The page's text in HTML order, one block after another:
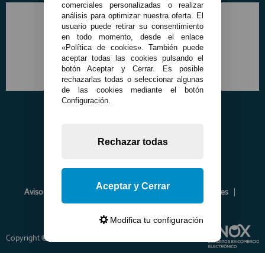
Aviso Legal Política de Privacidad
Política de Cookies
Envíos y Devoluciones
Opiniones
Copyright © 2026 www.francobordo.com
comerciales personalizadas o realizar
análisis para optimizar nuestra oferta. El
usuario puede retirar su consentimiento
en todo momento, desde el enlace
«Política de cookies». También puede
aceptar todas las cookies pulsando el
botón Aceptar y Cerrar. Es posible
rechazarlas todas o seleccionar algunas
de las cookies mediante el botón
Configuración.
Rechazar todas
Aceptar y Cerrar
Modifica tu configuración